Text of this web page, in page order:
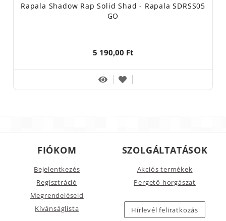
Rapala Shadow Rap Solid Shad - Rapala SDRSS05
GO
5 190,00 Ft
FIÓKOM
Bejelentkezés
Regisztráció
Megrendeléseid
Kívánságlista
SZOLGÁLTATÁSOK
Akciós termékek
Pergető horgászat
Hírlevél feliratkozás